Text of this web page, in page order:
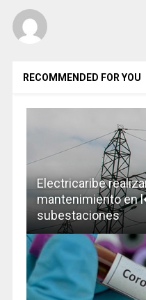
RECOMMENDED FOR YOU
Electricaribe
mantenimiento en
subestaciones